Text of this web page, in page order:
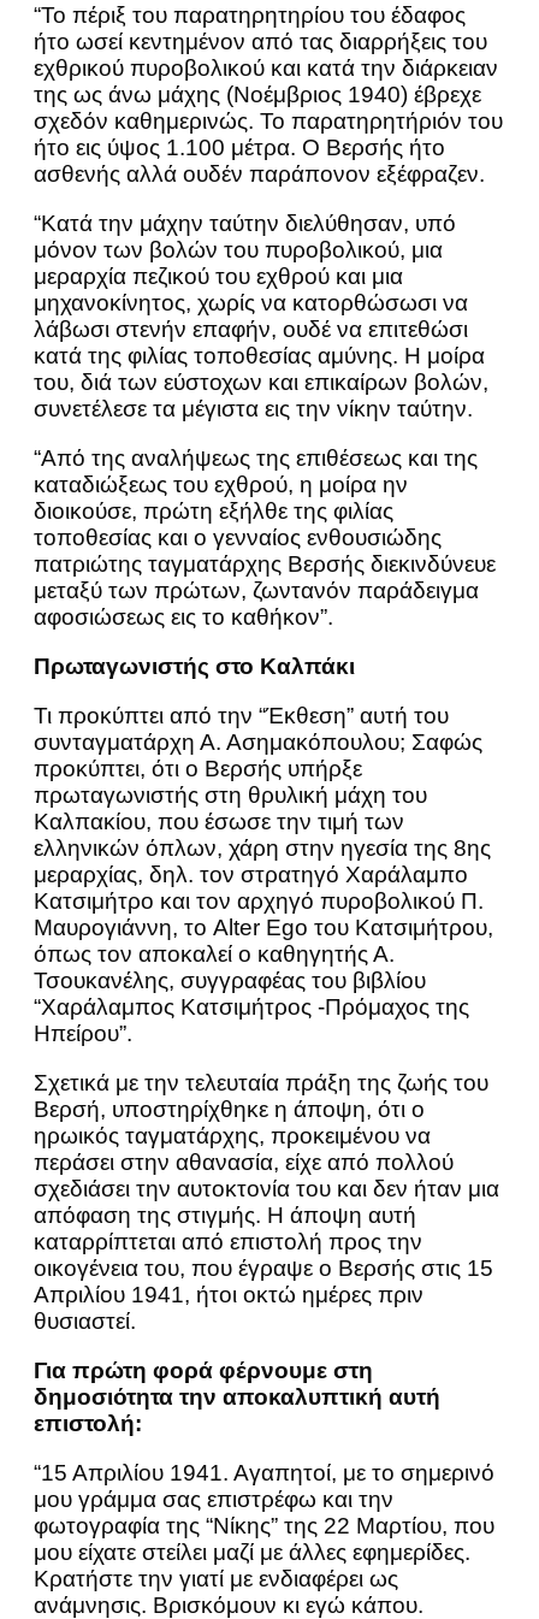
“Το πέριξ του παρατηρητηρίου του έδαφος
ήτο ωσεί κεντημένον από τας διαρρήξεις του
εχθρικού πυροβολικού και κατά την διάρκειαν
της ως άνω μάχης (Νοέμβριος 1940) έβρεχε
σχεδόν καθημερινώς. Το παρατηρητήριόν του
ήτο εις ύψος 1.100 μέτρα. Ο Βερσής ήτο
ασθενής αλλά ουδέν παράπονον εξέφραζεν.
“Κατά την μάχην ταύτην διελύθησαν, υπό
μόνον των βολών του πυροβολικού, μια
μεραρχία πεζικού του εχθρού και μια
μηχανοκίνητος, χωρίς να κατορθώσωσι να
λάβωσι στενήν επαφήν, ουδέ να επιτεθώσι
κατά της φιλίας τοποθεσίας αμύνης. Η μοίρα
του, διά των εύστοχων και επικαίρων βολών,
συνετέλεσε τα μέγιστα εις την νίκην ταύτην.
“Από της αναλήψεως της επιθέσεως και της
καταδιώξεως του εχθρού, η μοίρα ην
διοικούσε, πρώτη εξήλθε της φιλίας
τοποθεσίας και ο γενναίος ενθουσιώδης
πατριώτης ταγματάρχης Βερσής διεκινδύνευε
μεταξύ των πρώτων, ζωντανόν παράδειγμα
αφοσιώσεως εις το καθήκον”.
Πρωταγωνιστής στο Καλπάκι
Τι προκύπτει από την “Έκθεση” αυτή του
συνταγματάρχη Α. Ασημακόπουλου; Σαφώς
προκύπτει, ότι ο Βερσής υπήρξε
πρωταγωνιστής στη θρυλική μάχη του
Καλπακίου, που έσωσε την τιμή των
ελληνικών όπλων, χάρη στην ηγεσία της 8ης
μεραρχίας, δηλ. τον στρατηγό Χαράλαμπο
Κατσιμήτρο και τον αρχηγό πυροβολικού Π.
Μαυρογιάννη, το Alter Ego του Κατσιμήτρου,
όπως τον αποκαλεί ο καθηγητής Α.
Τσουκανέλης, συγγραφέας του βιβλίου
“Χαράλαμπος Κατσιμήτρος -Πρόμαχος της
Ηπείρου”.
Σχετικά με την τελευταία πράξη της ζωής του
Βερσή, υποστηρίχθηκε η άποψη, ότι ο
ηρωικός ταγματάρχης, προκειμένου να
περάσει στην αθανασία, είχε από πολλού
σχεδιάσει την αυτοκτονία του και δεν ήταν μια
απόφαση της στιγμής. Η άποψη αυτή
καταρρίπτεται από επιστολή προς την
οικογένεια του, που έγραψε ο Βερσής στις 15
Απριλίου 1941, ήτοι οκτώ ημέρες πριν
θυσιαστεί.
Για πρώτη φορά φέρνουμε στη
δημοσιότητα την αποκαλυπτική αυτή
επιστολή:
“15 Απριλίου 1941. Αγαπητοί, με το σημερινό
μου γράμμα σας επιστρέφω και την
φωτογραφία της “Νίκης” της 22 Μαρτίου, που
μου είχατε στείλει μαζί με άλλες εφημερίδες.
Κρατήστε την γιατί με ενδιαφέρει ως
ανάμνησις. Βρισκόμουν κι εγώ κάπου.